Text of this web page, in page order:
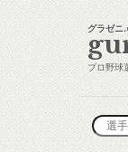
グラゼ
プロ野球